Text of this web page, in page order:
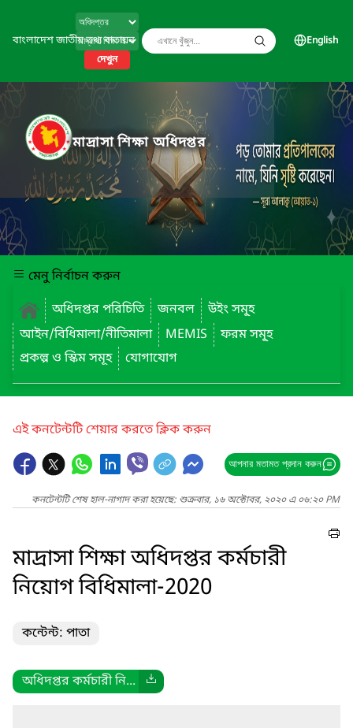
বাংলাদেশ জাতীয় তথ্য বাতায়ন
দেখুন
English
মাদ্রাসা শিক্ষা অধিদপ্তর
মেনু নির্বাচন করুন
অধিদপ্তর পরিচিতি
জনবল
উইং সমূ্হ
আইন/বিধিমালা/নীতিমালা
MEMIS
ফরম সমূ্হ
প্রকল্প ও স্কিম সমূহ
যোগাযোগ
এই কনটেন্টটি শেয়ার করতে ক্লিক করুন
আপনার মতামত প্রদান করুন
কনটেন্টটি শেষ হাল-নাগাদ করা হয়েছে: শুক্রবার, ১৬ অক্টোবর, ২০২০ এ ০৬:২০ PM
মাদ্রাসা শিক্ষা অধিদপ্তর কর্মচারী
নিয়োগ বিধিমালা-2020
কন্টেন্ট: পাতা
অধিদপ্তর কর্মচারী নি...